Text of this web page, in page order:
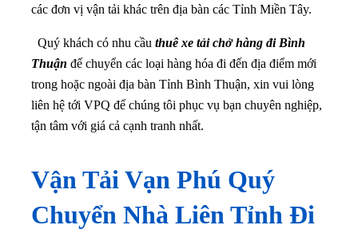
các đơn vị vận tải khác trên địa bàn các Tỉnh Miền Tây.
Quý khách có nhu cầu thuê xe tải chở hàng đi Bình
Thuận để chuyển các loại hàng hóa đi đến địa điểm mới
trong hoặc ngoài địa bàn Tỉnh Bình Thuận, xin vui lòng
liên hệ tới VPQ để chúng tôi phục vụ bạn chuyên nghiệp,
tận tâm với giá cả cạnh tranh nhất.
Vận Tải Vạn Phú Quý
Chuyển Nhà Liên Tỉnh Đi